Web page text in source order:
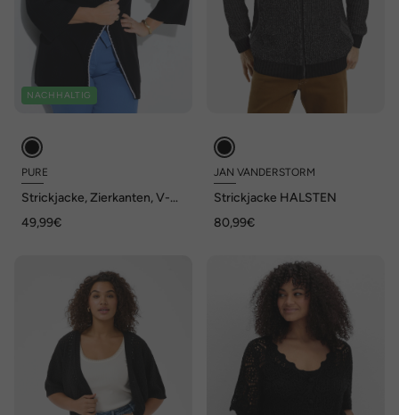
NACHHALTIG
PURE
Strickjacke, Zierkanten, V-
49,99€
JAN VANDERSTORM
Strickjacke HALSTEN
80,99€